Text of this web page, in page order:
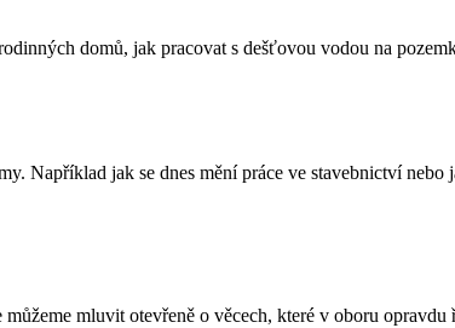
domů, jak pracovat s dešťovou vodou na
Například jak se dnes mění práce ve stavebnictví
mluvit otevřeně o věcech, které v oboru opravdu